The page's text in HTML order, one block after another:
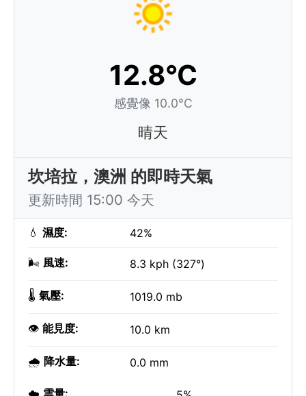
12.8°C
感覺像 10.0°C
晴天
坎培拉，澳洲 的即時天氣
更新時間 15:00 今天
💧 濕度: 42%
🌬️ 風速: 8.3 kph (327°)
🌡️ 氣壓: 1019.0 mb
👁️ 能見度: 10.0 km
🌧️ 降水量: 0.0 mm
☁️ 雲量: